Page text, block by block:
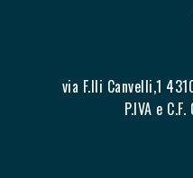
via F.lli Canvelli,1
P.IVA e